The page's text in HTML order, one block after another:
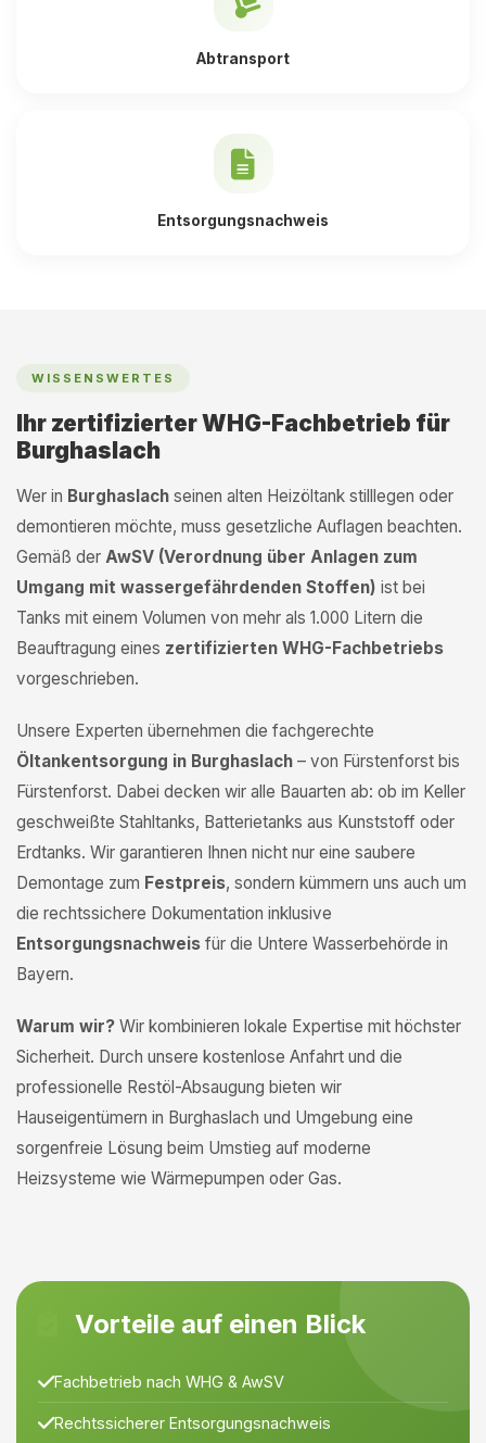
Abtransport
Entsorgungsnachweis
WISSENSWERTES
Ihr zertifizierter WHG-Fachbetrieb für
Burghaslach
Wer in Burghaslach seinen alten Heizöltank stilllegen oder
demontieren möchte, muss gesetzliche Auflagen beachten.
Gemäß der AwSV (Verordnung über Anlagen zum
Umgang mit wassergefährdenden Stoffen) ist bei
Tanks mit einem Volumen von mehr als 1.000 Litern die
Beauftragung eines zertifizierten WHG-Fachbetriebs
vorgeschrieben.
Unsere Experten übernehmen die fachgerechte
Öltankentsorgung in Burghaslach – von Fürstenforst bis
Fürstenforst. Dabei decken wir alle Bauarten ab: ob im Keller
geschweißte Stahltanks, Batterietanks aus Kunststoff oder
Erdtanks. Wir garantieren Ihnen nicht nur eine saubere
Demontage zum Festpreis, sondern kümmern uns auch um
die rechtssichere Dokumentation inklusive
Entsorgungsnachweis für die Untere Wasserbehörde in
Bayern.
Warum wir? Wir kombinieren lokale Expertise mit höchster
Sicherheit. Durch unsere kostenlose Anfahrt und die
professionelle Restöl-Absaugung bieten wir
Hauseigentümern in Burghaslach und Umgebung eine
sorgenfreie Lösung beim Umstieg auf moderne
Heizsysteme wie Wärmepumpen oder Gas.
Vorteile auf einen Blick
Fachbetrieb nach WHG & AwSV
Rechtssicherer Entsorgungsnachweis